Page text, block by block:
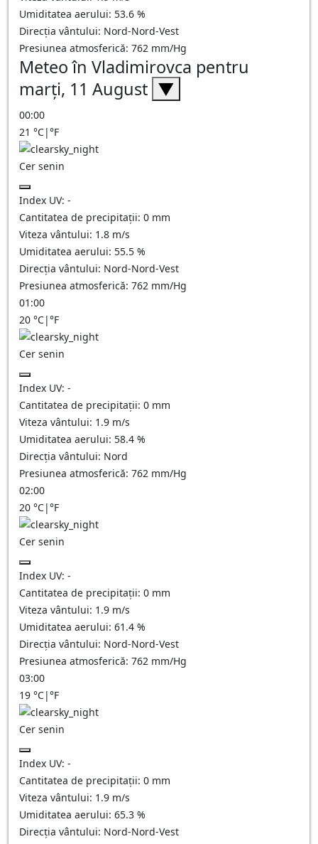
Umiditatea aerului: 53.6 %
Direcția vântului: Nord-Nord-Vest
Presiunea atmosferică: 762 mm/Hg
Meteo în Vladimirovca pentru
marți, 11 August ▼
00:00
21 °C|°F
Cer senin
Index UV: -
Cantitatea de precipitații: 0 mm
Viteza vântului: 1.8 m/s
Umiditatea aerului: 55.5 %
Direcția vântului: Nord-Nord-Vest
Presiunea atmosferică: 762 mm/Hg
01:00
20 °C|°F
Cer senin
Index UV: -
Cantitatea de precipitații: 0 mm
Viteza vântului: 1.9 m/s
Umiditatea aerului: 58.4 %
Direcția vântului: Nord
Presiunea atmosferică: 762 mm/Hg
02:00
20 °C|°F
Cer senin
Index UV: -
Cantitatea de precipitații: 0 mm
Viteza vântului: 1.9 m/s
Umiditatea aerului: 61.4 %
Direcția vântului: Nord-Nord-Vest
Presiunea atmosferică: 762 mm/Hg
03:00
19 °C|°F
Cer senin
Index UV: -
Cantitatea de precipitații: 0 mm
Viteza vântului: 1.9 m/s
Umiditatea aerului: 65.3 %
Direcția vântului: Nord-Nord-Vest